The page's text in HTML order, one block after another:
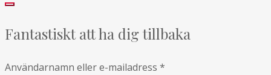
Fantastiskt att ha dig tillbaka
Användarnamn eller e-mailadress *